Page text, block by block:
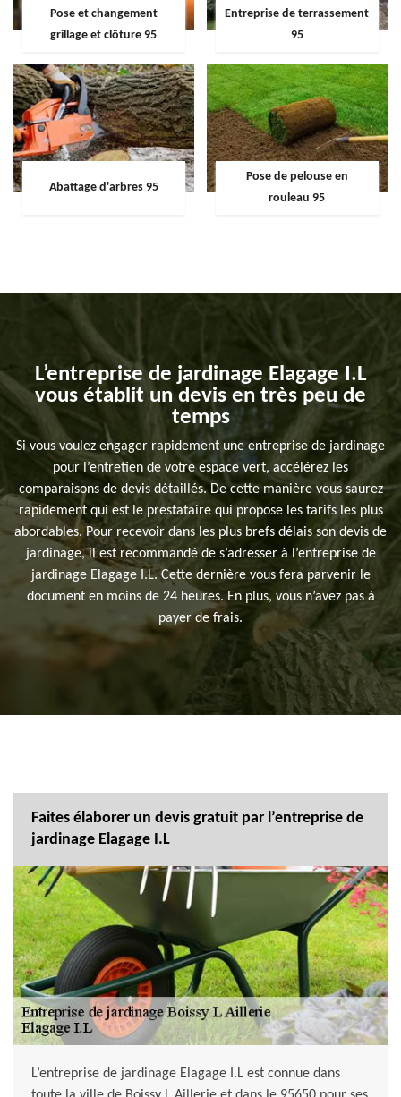
Pose et changement
grillage et clôture 95
Entreprise de terrassement
95
Abattage d'arbres 95
Pose de pelouse en
rouleau 95
L’entreprise de jardinage Elagage I.L
vous établit un devis en très peu de
temps
Si vous voulez engager rapidement une entreprise de jardinage
pour l’entretien de votre espace vert, accélérez les
comparaisons de devis détaillés. De cette manière vous saurez
rapidement qui est le prestataire qui propose les tarifs les plus
abordables. Pour recevoir dans les plus brefs délais son devis de
jardinage, il est recommandé de s’adresser à l’entreprise de
jardinage Elagage I.L. Cette dernière vous fera parvenir le
document en moins de 24 heures. En plus, vous n’avez pas à
payer de frais.
Faites élaborer un devis gratuit par l’entreprise de
jardinage Elagage I.L
L’entreprise de jardinage Elagage I.L est connue dans